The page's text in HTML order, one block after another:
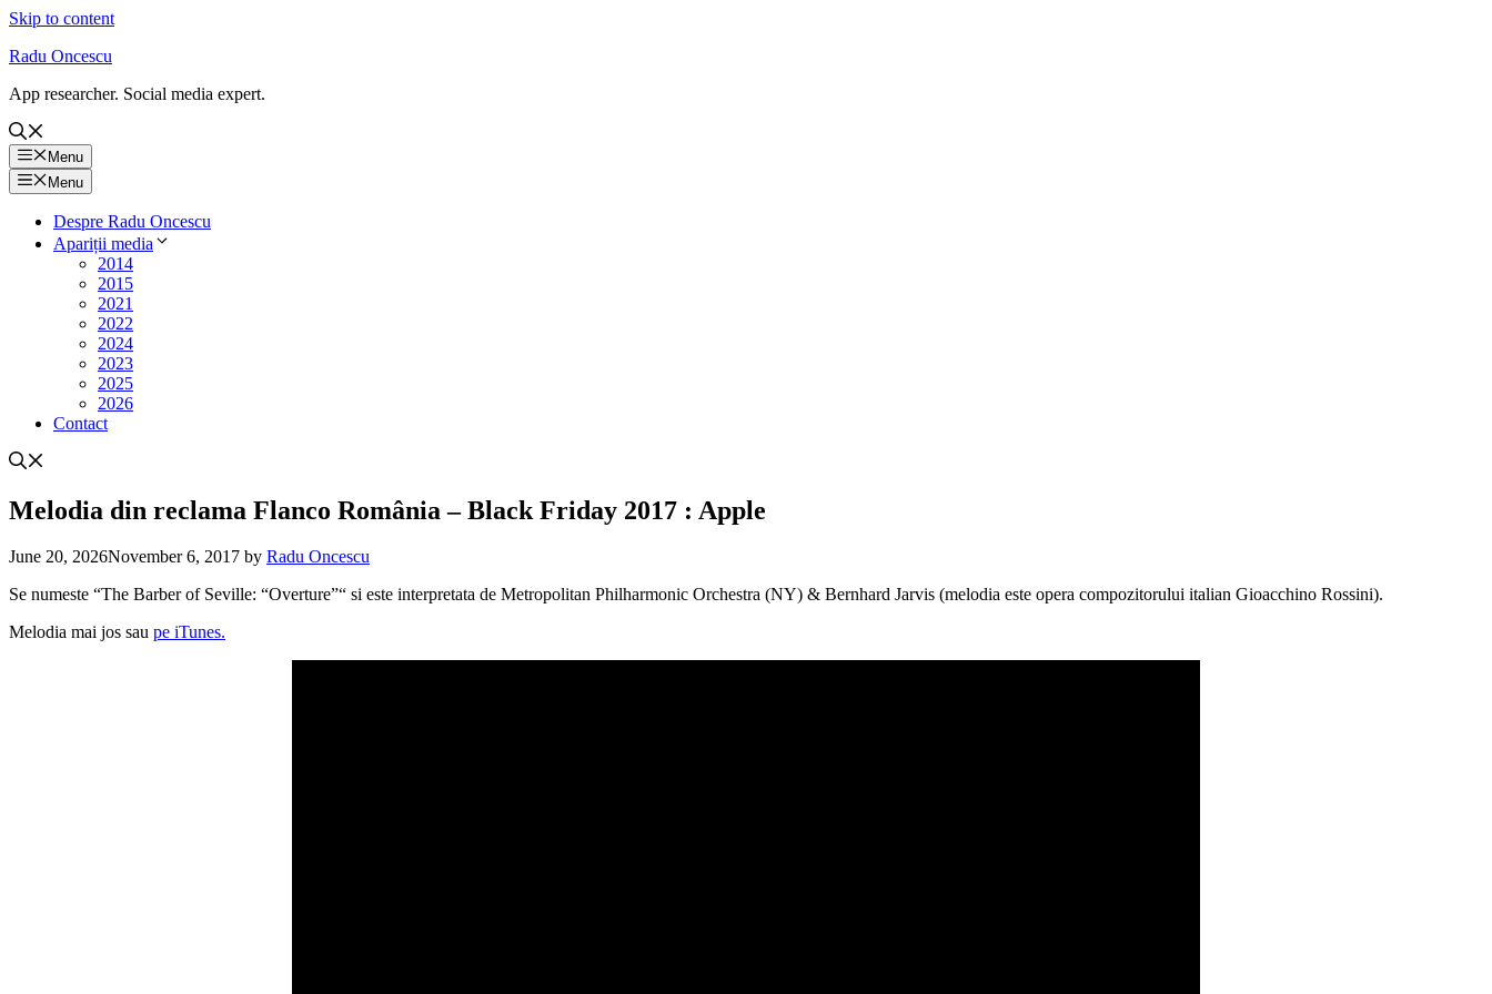
Skip to content
Radu Oncescu
App researcher. Social media expert.
Menu
Menu
Despre Radu Oncescu
Apariții media
2014
2015
2021
2022
2024
2023
2025
2026
Contact
Melodia din reclama Flanco România – Black Friday 2017 : Apple
June 20, 2026November 6, 2017 by Radu Oncescu
Se numeste “The Barber of Seville: “Overture”“ si este interpretata de Metropolitan Philharmonic Orchestra (NY) & Bernhard Jarvis (melodia este opera compozitorului italian Gioacchino Rossini).
Melodia mai jos sau pe iTunes.